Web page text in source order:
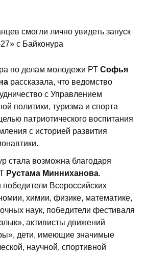
по делам молодежи РТ Софья
рассказала, что ведомство
с Управлением
политики, туризма и спорта
патриотического воспитания
с историей развития
стала возможна благодаря
Рустама Минниханова.
Всероссийских
химии, физике, математике,
наук, победители фестиваля
активисты движений
дети, имеющие значимые
научной, спортивной